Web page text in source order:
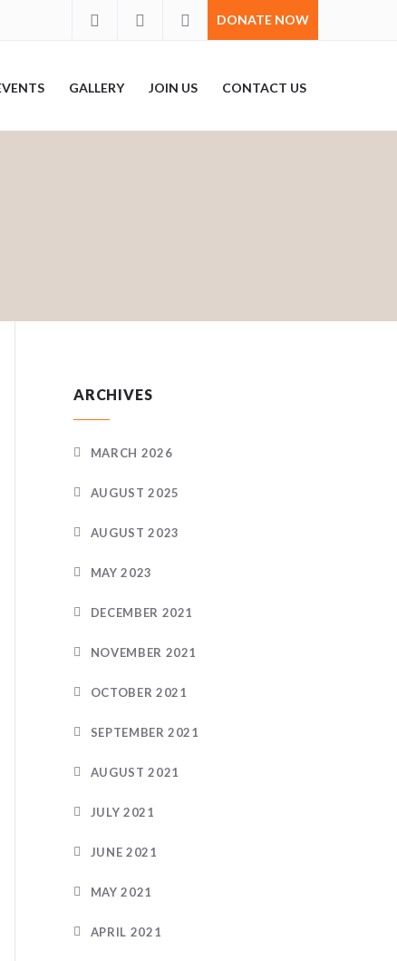
DONATE NOW
GALLERY JOIN US CONTACT US
ARCHIVES
MARCH 2026
AUGUST 2025
AUGUST 2023
MAY 2023
DECEMBER 2021
NOVEMBER 2021
OCTOBER 2021
SEPTEMBER 2021
AUGUST 2021
JULY 2021
JUNE 2021
MAY 2021
APRIL 2021